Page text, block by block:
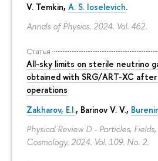
V. Temkin, A. S. Ioselevich.
Annals of Physics. 2024. Vol. 462.
Статья
All-sky limits on sterile neutrino
obtained with SRG/ART-XC
operations
Zakharov, E.I., Barinov V. V.,
Physical Review D - Particles,
Cosmology. 2024. Vol. 109. No. 2.